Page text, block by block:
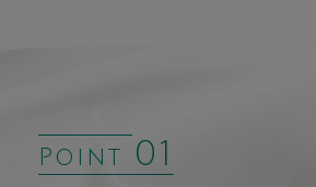
Point 01